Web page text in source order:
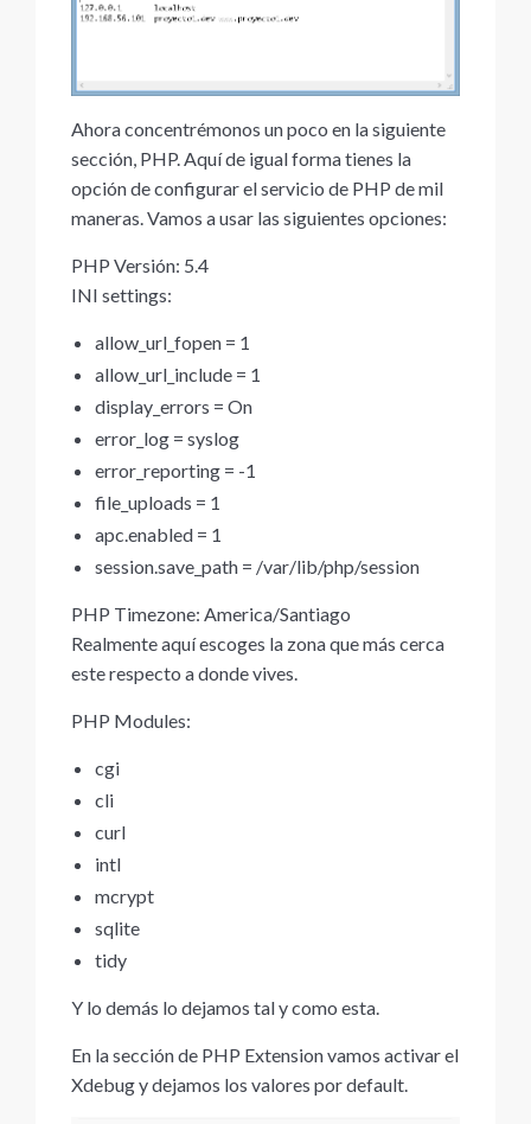
Ahora concentrémonos un poco en la siguiente
sección, PHP. Aquí de igual forma tienes la
opción de configurar el servicio de PHP de mil
maneras. Vamos a usar las siguientes opciones:
PHP Versión: 5.4
INI settings:
allow_url_fopen = 1
allow_url_include = 1
display_errors = On
error_log = syslog
error_reporting = -1
file_uploads = 1
apc.enabled = 1
session.save_path = /var/lib/php/session
PHP Timezone: America/Santiago
Realmente aquí escoges la zona que más cerca
este respecto a donde vives.
PHP Modules:
cgi
cli
curl
intl
mcrypt
sqlite
tidy
Y lo demás lo dejamos tal y como esta.
En la sección de PHP Extension vamos activar el
Xdebug y dejamos los valores por default.